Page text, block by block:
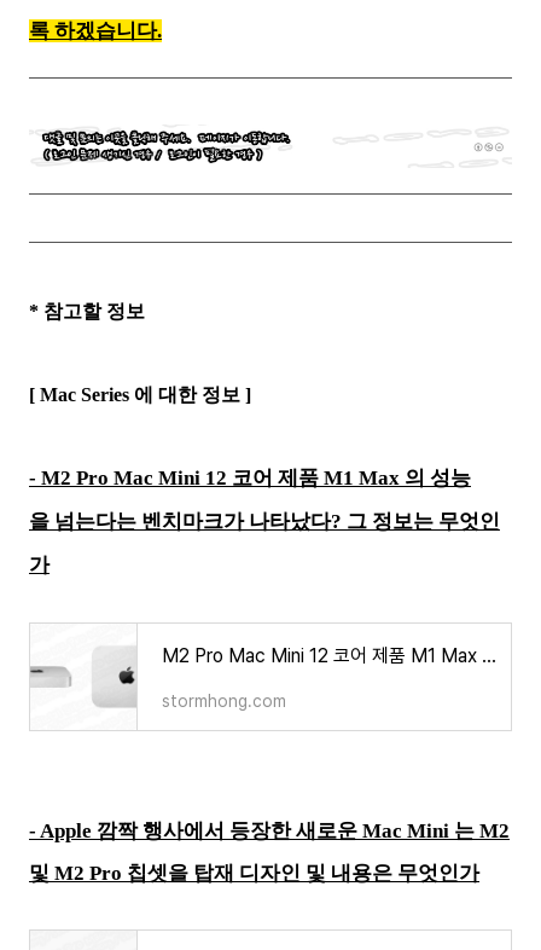
록 하겠습니다.
* 참고할 정보
[ Mac Series 에 대한 정보 ]
- M2 Pro Mac Mini 12 코어 제품 M1 Max 의 성능
을 넘는다는 벤치마크가 나타났다? 그 정보는 무엇인
가
M2 Pro Mac Mini 12 코어 제품 M1 Max 의 성능을 넘는다는 벤치마크가 나타났다? 그 정보는 무엇인가
stormhong.com
- Apple 깜짝 행사에서 등장한 새로운 Mac Mini 는 M2
및 M2 Pro 칩셋을 탑재 디자인 및 내용은 무엇인가